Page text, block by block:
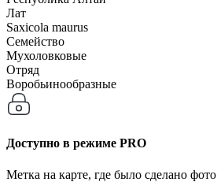
Лат
Saxicola maurus
Семейство
Мухоловковые
Отряд
Воробьинообразные
Доступно в режиме PRO
Метка на карте, где было сделано фото